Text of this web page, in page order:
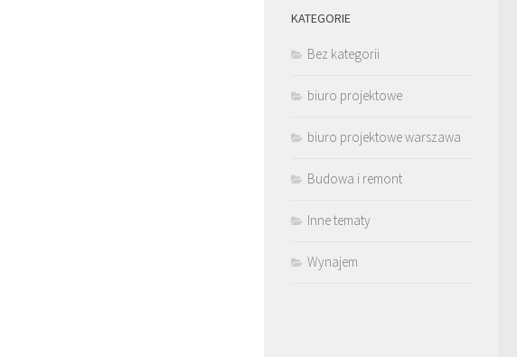
KATEGORIE
Bez kategorii
biuro projektowe
biuro projektowe warszawa
Budowa i remont
Inne tematy
Wynajem